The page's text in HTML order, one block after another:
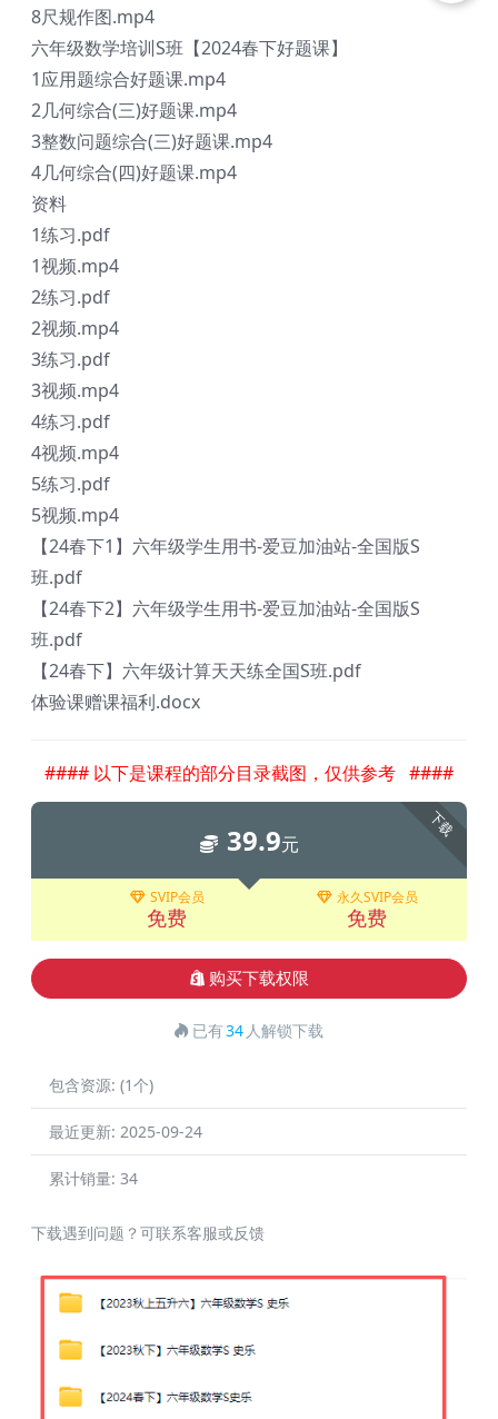
8尺规作图.mp4
六年级数学培训S班【2024春下好题课】
1应用题综合好题课.mp4
2几何综合(三)好题课.mp4
3整数问题综合(三)好题课.mp4
4几何综合(四)好题课.mp4
资料
1练习.pdf
1视频.mp4
2练习.pdf
2视频.mp4
3练习.pdf
3视频.mp4
4练习.pdf
4视频.mp4
5练习.pdf
5视频.mp4
【24春下1】六年级学生用书-爱豆加油站-全国版S
班.pdf
【24春下2】六年级学生用书-爱豆加油站-全国版S
班.pdf
【24春下】六年级计算天天练全国S班.pdf
体验课赠课福利.docx
#### 以下是课程的部分目录截图，仅供参考 ####
下载
39.9元
SVIP会员
免费
永久SVIP会员
免费
购买下载权限
已有34 人解锁下载
包含资源: (1个)
最近更新: 2025-09-24
累计销量: 34
下载遇到问题？可联系客服或反馈